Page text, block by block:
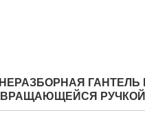
НЕРАЗБОРНАЯ ГАНТЕЛЬ
ВРАЩАЮЩЕЙСЯ РУЧКОЙ